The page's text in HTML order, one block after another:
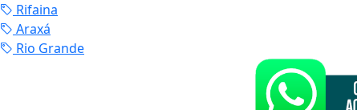
Rifaina
Araxá
Rio Grande